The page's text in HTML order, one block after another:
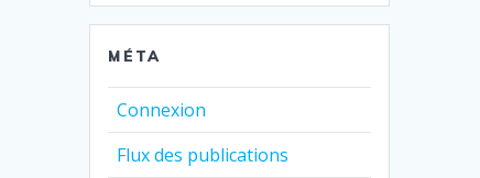
MÉTA
Connexion
Flux des publications